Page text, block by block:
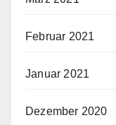
Februar 2021
Januar 2021
Dezember 2020